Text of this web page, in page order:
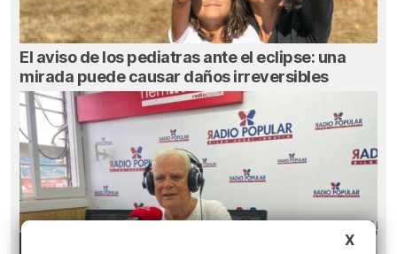
El aviso de los pediatras ante el eclipse: una
mirada puede causar daños irreversibles
X